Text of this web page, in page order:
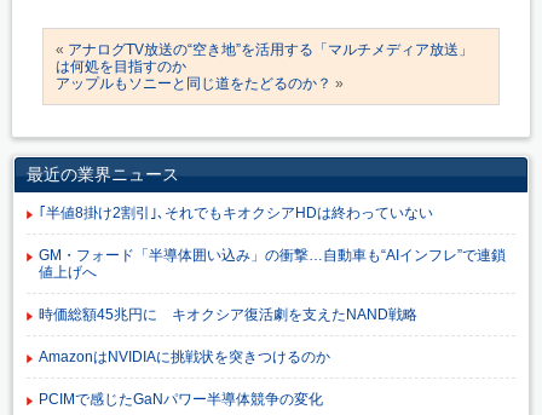
« アナログTV放送の“空き地”を活用する「マルチメディア放送」
は何処を目指すのか
アップルもソニーと同じ道をたどるのか？ »
最近の業界ニュース
｢半値8掛け2割引｣､それでもキオクシアHDは終わっていない
GM・フォード「半導体囲い込み」の衝撃…自動車も“AIインフレ”で連鎖
値上げへ
時価総額45兆円に キオクシア復活劇を支えたNAND戦略
AmazonはNVIDIAに挑戦状を突きつけるのか
PCIMで感じたGaNパワー半導体競争の変化